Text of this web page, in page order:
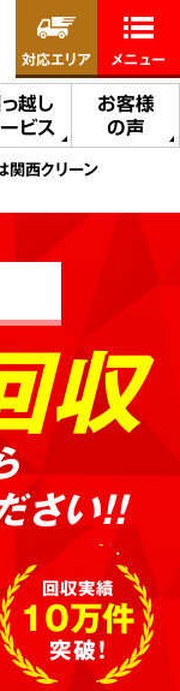
越し
ビス
お客様
の声
対応エリア メニュー
関西クリーン
収
さい!!
回収実績
10万件
突破!